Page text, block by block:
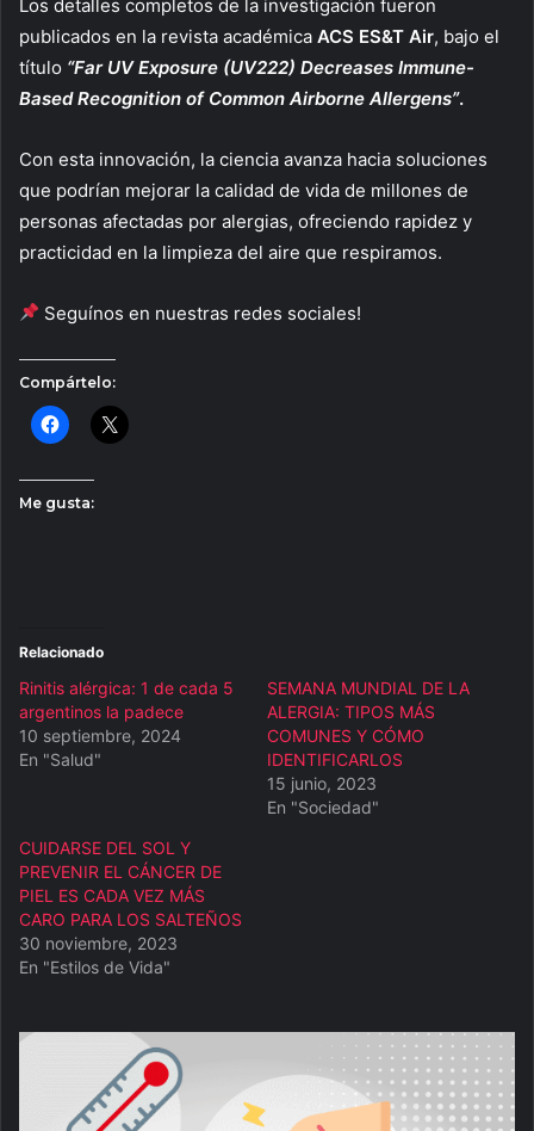
Los detalles completos de la investigación fueron
publicados en la revista académica ACS ES&T Air, bajo el
título “Far UV Exposure (UV222) Decreases Immune-
Based Recognition of Common Airborne Allergens”.
Con esta innovación, la ciencia avanza hacia soluciones
que podrían mejorar la calidad de vida de millones de
personas afectadas por alergias, ofreciendo rapidez y
practicidad en la limpieza del aire que respiramos.
Seguínos en nuestras redes sociales!
Compártelo:
Me gusta:
Relacionado
Rinitis alérgica: 1 de cada 5
argentinos la padece
10 septiembre, 2024
En "Salud"
SEMANA MUNDIAL DE LA
ALERGIA: TIPOS MÁS
COMUNES Y CÓMO
IDENTIFICARLOS
15 junio, 2023
En "Sociedad"
CUIDARSE DEL SOL Y
PREVENIR EL CÁNCER DE
PIEL ES CADA VEZ MÁS
CARO PARA LOS SALTEÑOS
30 noviembre, 2023
En "Estilos de Vida"